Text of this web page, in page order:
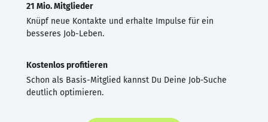
21 Mio. Mitglieder
Knüpf neue Kontakte und erhalte Impulse für ein
besseres Job-Leben.
Kostenlos profitieren
Schon als Basis-Mitglied kannst Du Deine Job-Suche
deutlich optimieren.